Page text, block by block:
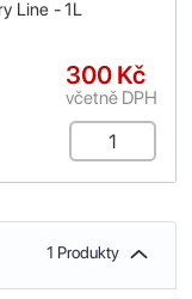
Line - 1L
300 Kč
včetně DPH
1 Produkty